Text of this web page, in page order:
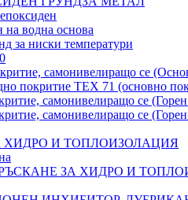
водна основа
за ниски температури
самонивелиращо се
покритие TEX 71 (основно
самонивелиращо се
самонивелиращо се
ХИДРО И ТОПЛОИЗОЛАЦИЯ
ЗА ХИДРО И